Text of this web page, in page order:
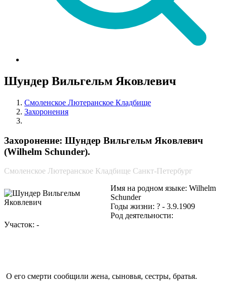
Шундер Вильгельм Яковлевич
Смоленское Лютеранское Кладбище
Захоронения
Захоронение: Шундер Вильгельм Яковлевич
(Wilhelm Schunder).
Смоленское Лютеранское Кладбище Санкт-Петербург
Имя на родном языке: Wilhelm
Schunder
Годы жизни: ? - 3.9.1909
Род деятельности:
Участок: -
О его смерти сообщили жена, сыновья, сестры, братья.